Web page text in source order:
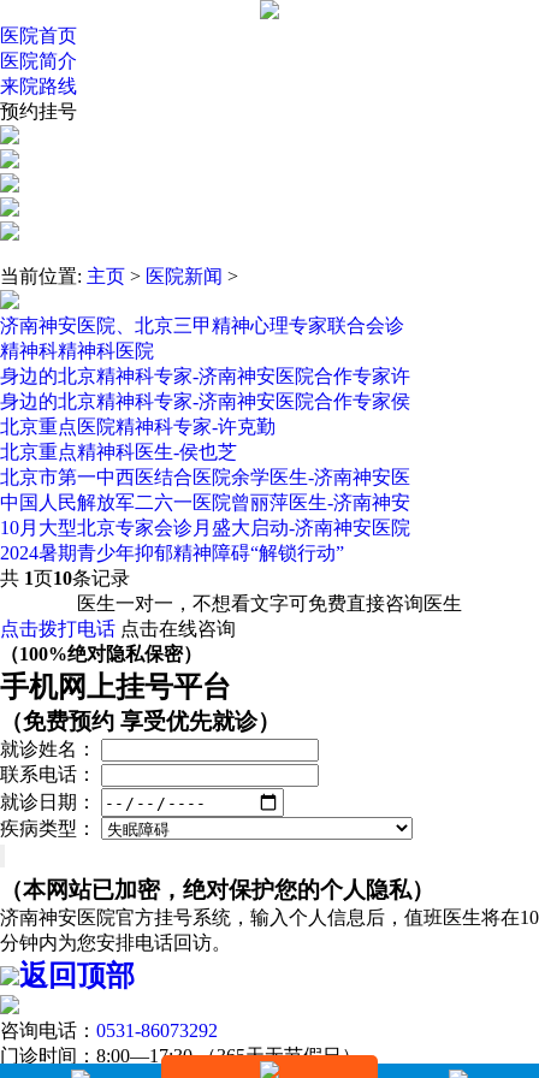
医院首页
医院简介
来院路线
预约挂号
当前位置: 主页 > 医院新闻 >
济南神安医院、北京三甲精神心理专家联合会诊
精神科精神科医院
身边的北京精神科专家-济南神安医院合作专家许
身边的北京精神科专家-济南神安医院合作专家侯
北京重点医院精神科专家-许克勤
北京重点精神科医生-侯也芝
北京市第一中西医结合医院余学医生-济南神安医
中国人民解放军二六一医院曾丽萍医生-济南神安
10月大型北京专家会诊月盛大启动-济南神安医院
2024暑期青少年抑郁精神障碍“解锁行动”
共 1页10条记录
医生一对一，不想看文字可免费直接咨询医生
点击拨打电话 点击在线咨询
（100%绝对隐私保密）
手机网上挂号平台
（免费预约 享受优先就诊）
就诊姓名：
联系电话：
就诊日期：
疾病类型：
（本网站已加密，绝对保护您的个人隐私）
济南神安医院官方挂号系统，输入个人信息后，值班医生将在10
分钟内为您安排电话回访。
返回顶部
咨询电话： 0531-86073292
门诊时间：8:00—17:30 （365天无节假日）